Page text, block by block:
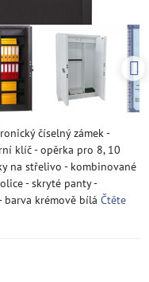
číselný zámek -
klíč - opěrka pro 8, 10
na střelivo - kombinované
- skryté panty -
barva krémově bílá Čtěte